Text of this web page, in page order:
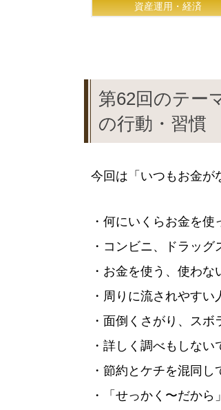
資産運用・経済
第62回のテー
の行動・習慣
今回は「いつもお金が
・何にいくらお金を
・コンビニ、ドラッ
・お金を使う、使わ
・周りに流されやす
・面倒くさがり、ス
・詳しく調べもしな
・節約とケチを混同
・「せっかく〜だか